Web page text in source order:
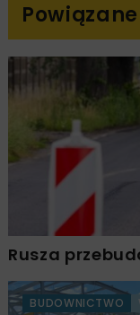
Rusza
BUDOWNICTWO